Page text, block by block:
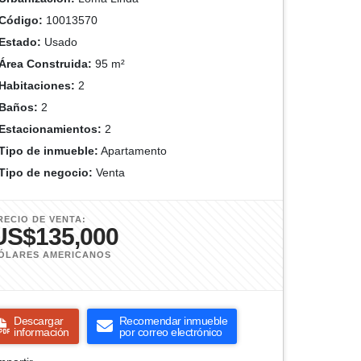
10013570
Usado
Construida: 95 m²
2
2
2
de inmueble: Apartamento
de negocio: Venta
DE VENTA:
AMERICANOS
Descargar
información
Recomendar inmueble
por correo electrónico